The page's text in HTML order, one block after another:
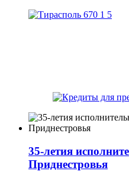
35-летия
Приднестровья